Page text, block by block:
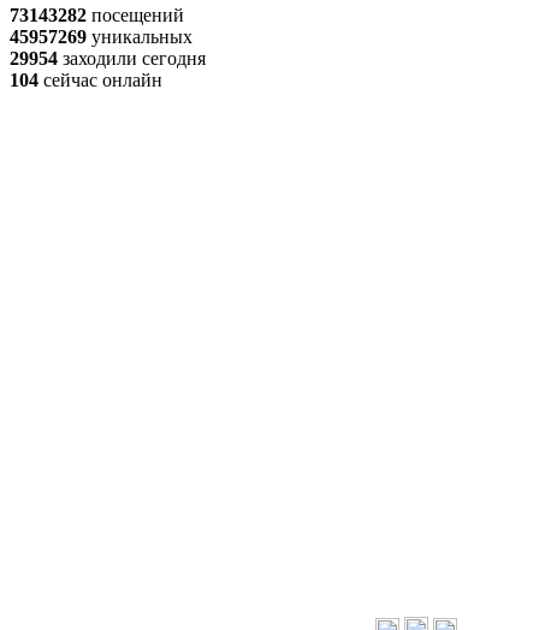
73143282 посещений
45957269 уникальных
29954 заходили сегодня
104 сейчас онлайн